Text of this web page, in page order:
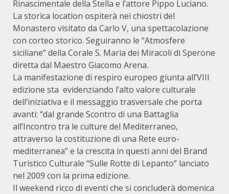
Rinascimentale della Stella e l’attore Pippo Luciano.
La storica location ospiterà nei chiostri del
Monastero visitato da Carlo V, una spettacolazione
con corteo storico. Seguiranno le “Atmosfere
siciliane” della Corale S. Maria dei Miracoli di Sperone
diretta dal Maestro Giacomo Arena.
La manifestazione di respiro europeo giunta all’VIII
edizione sta evidenziando l’alto valore culturale
dell’iniziativa e il messaggio trasversale che porta
avanti: “dal grande Scontro di una Battaglia
all’Incontro tra le culture del Mediterraneo,
attraverso la costituzione di una Rete euro-
mediterranea” e la crescita in questi anni del Brand
Turistico Culturale “Sulle Rotte di Lepanto” lanciato
nel 2009 con la prima edizione.
Il weekend ricco di eventi che si concluderà domenica